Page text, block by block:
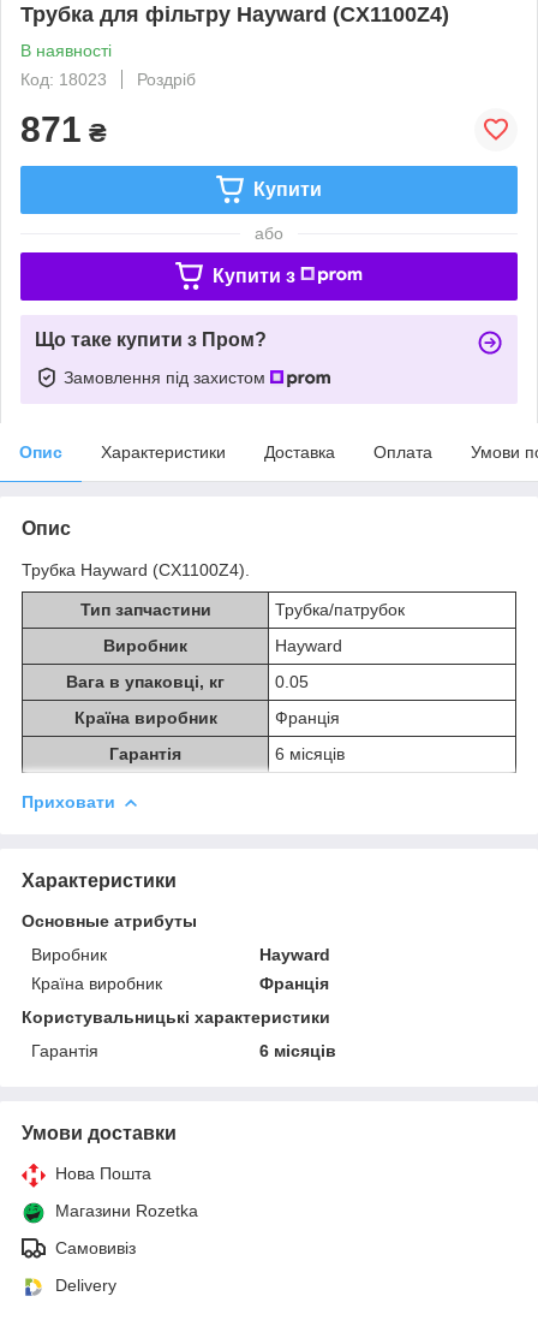
Трубка для фільтру Hayward (CX1100Z4)
В наявності
Код: 18023
Роздріб
871 ₴
Купити
або
Купити з
Що таке купити з Пром?
Замовлення під захистом
Опис Характеристики Доставка Оплата Умови
Опис
Трубка Hayward (CX1100Z4).
Тип запчастини
Трубка/патрубок
Виробник
Hayward
Вага в упаковці, кг
0.05
Країна виробник
Франція
Гарантія
6 місяців
Приховати
Характеристики
Основные атрибуты
Виробник
Hayward
Країна виробник
Франція
Користувальницькі характеристики
Гарантія
6 місяців
Умови доставки
Нова Пошта
Магазини Rozetka
Самовивіз
Delivery